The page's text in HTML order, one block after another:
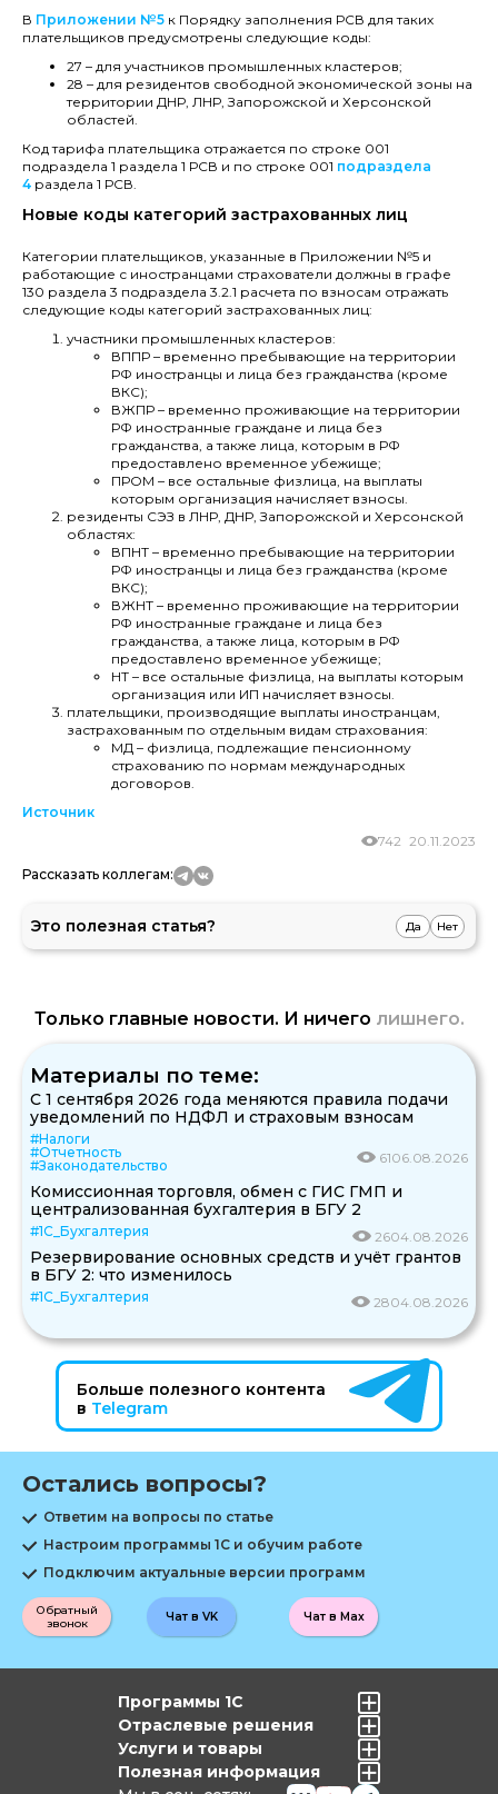
В Приложении №5 к Порядку заполнения РСВ для таких
плательщиков предусмотрены следующие коды:
27 – для участников промышленных кластеров;
28 – для резидентов свободной экономической зоны на
территории ДНР, ЛНР, Запорожской и Херсонской
областей.
Код тарифа плательщика отражается по строке 001
подраздела 1 раздела 1 РСВ и по строке 001 подраздела
4 раздела 1 РСВ.
Новые коды категорий застрахованных лиц
Категории плательщиков, указанные в Приложении №5 и
работающие с иностранцами страхователи должны в графе
130 раздела 3 подраздела 3.2.1 расчета по взносам отражать
следующие коды категорий застрахованных лиц:
участники промышленных кластеров:
ВППР – временно пребывающие на территории
РФ иностранцы и лица без гражданства (кроме
ВКС);
ВЖПР – временно проживающие на территории
РФ иностранные граждане и лица без
гражданства, а также лица, которым в РФ
предоставлено временное убежище;
ПРОМ – все остальные физлица, на выплаты
которым организация начисляет взносы.
резиденты СЭЗ в ЛНР, ДНР, Запорожской и Херсонской
областях:
ВПНТ – временно пребывающие на территории
РФ иностранцы и лица без гражданства (кроме
ВКС);
ВЖНТ – временно проживающие на территории
РФ иностранные граждане и лица без
гражданства, а также лица, которым в РФ
предоставлено временное убежище;
НТ – все остальные физлица, на выплаты которым
организация или ИП начисляет взносы.
плательщики, производящие выплаты иностранцам,
застрахованным по отдельным видам страхования:
МД – физлица, подлежащие пенсионному
страхованию по нормам международных
договоров.
Источник
20.11.2023
742
Рассказать коллегам:
Это полезная статья? Да Нет
Только главные новости. И ничего лишнего.
Материалы по теме:
С 1 сентября 2026 года меняются правила подачи
уведомлений по НДФЛ и страховым взносам
#Налоги
#Отчетность
#Законодательство
6106.08.2026
Комиссионная торговля, обмен с ГИС ГМП и
централизованная бухгалтерия в БГУ 2
#1С_Бухгалтерия 2604.08.2026
Резервирование основных средств и учёт грантов
в БГУ 2: что изменилось
#1С_Бухгалтерия 2804.08.2026
Больше полезного контента
в Telegram
Остались вопросы?
Ответим на вопросы по статье
Настроим программы 1С и обучим работе
Подключим актуальные версии программ
Обратный
звонок
Чат в Max
Чат в VK
Программы 1С
Отраслевые решения
Услуги и товары
Полезная информация